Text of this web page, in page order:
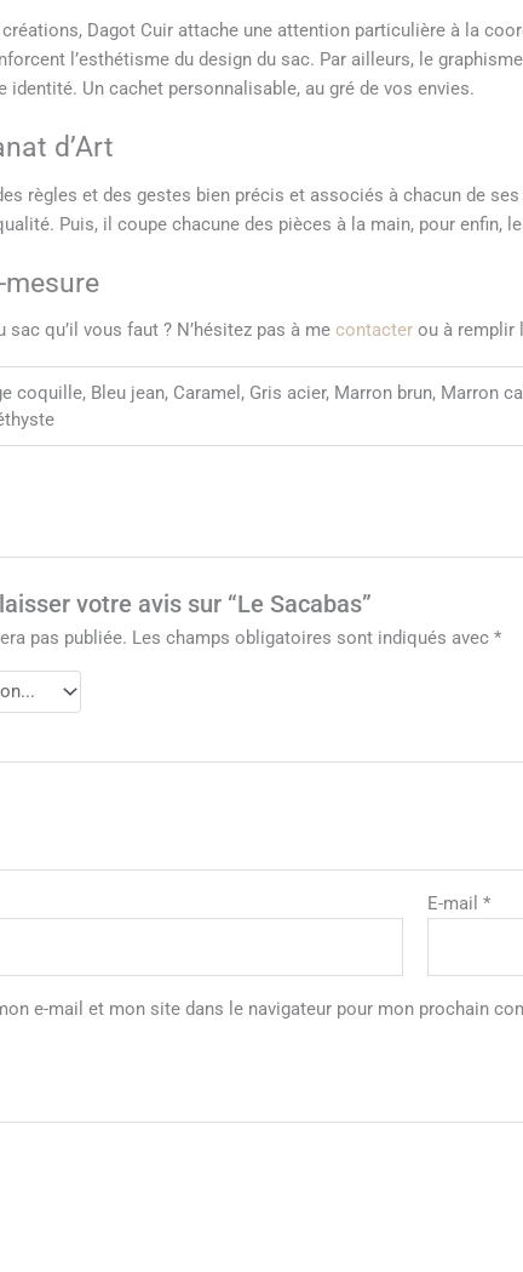
Dagot Cuir attache une attention particulière à la
l’esthétisme du design du sac. Par ailleurs, le
identité. Un cachet personnalisable, au gré de vos envies.
d’Art
règles et des gestes bien précis et associés à chacun de
Puis, il coupe chacune des pièces à la main, pour
sac qu’il vous faut ? N’hésitez pas à mecontacter ou à remplir
coquille, Bleu jean, Caramel, Gris acier, Marron brun, Marron
votre avis sur “Le Sacabas”
pas publiée. Les champs obligatoires sont indiqués avec*
E-mail*
e-mail et mon site dans le navigateur pour mon prochain